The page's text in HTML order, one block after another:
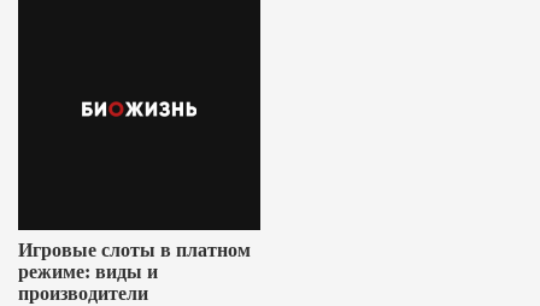
Игровые слоты в платном
режиме: виды и
производители